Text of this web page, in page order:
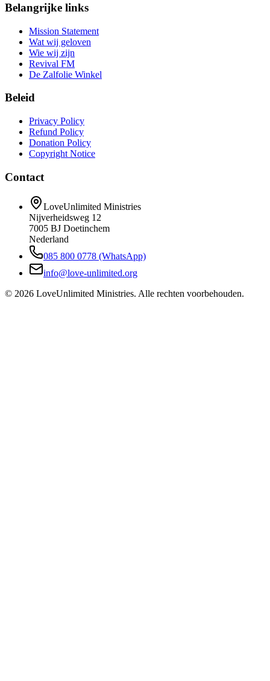
Belangrijke links
Mission Statement
Wat wij geloven
Wie wij zijn
Revival FM
De Zalfolie Winkel
Beleid
Privacy Policy
Refund Policy
Donation Policy
Copyright Notice
Contact
LoveUnlimited Ministries
Nijverheidsweg 12
7005 BJ Doetinchem
Nederland
085 800 0778 (WhatsApp)
info@love-unlimited.org
© 2026 LoveUnlimited Ministries. Alle rechten voorbehouden.